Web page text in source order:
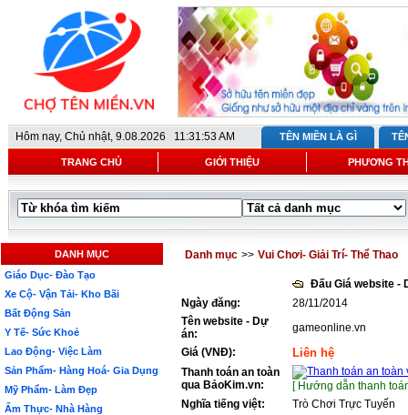
Hôm nay, Chủ nhật, 9.08.2026 11:31:53 AM TÊN MIỀN LÀ GÌ
TRANG CHỦ GIỚI THIỆU PHƯƠNG
DANH MỤC
Giáo Dục- Đào Tạo
Xe Cộ- Vận Tải- Kho Bãi
Bất Động Sản
Y Tế- Sức Khoẻ
Lao Động- Việc Làm
Sản Phẩm- Hàng Hoá- Gia Dụng
Mỹ Phẩm- Làm Đẹp
Ẩm Thực- Nhà Hàng
Danh mục >> Vui Chơi- Giải Trí- Thể Thao
Đấu Giá website -
Ngày đăng:
28/11/2014
Tên website - Dự
án:
gameonline.vn
Giá (VNĐ):
Liên hệ
Thanh toán an toàn
qua BảoKim.vn:
[ Hướng dẫn thanh
Nghĩa tiếng việt:
Trò Chơi Trực Tuyến